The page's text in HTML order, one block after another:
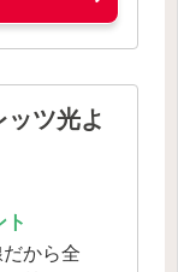
ツ光よ
ト
から全